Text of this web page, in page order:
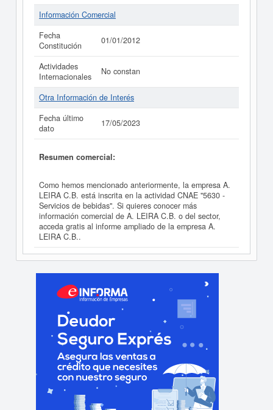
Información Comercial
Fecha
Constitución
01/01/2012
Actividades
Internacionales
No constan
Otra Información de Interés
Fecha último
dato
17/05/2023
Resumen comercial:
Como hemos mencionado anteriormente, la empresa A.
LEIRA C.B. está inscrita en la actividad CNAE "5630 -
Servicios de bebidas". Si quieres conocer más
información comercial de A. LEIRA C.B. o del sector,
acceda gratis al informe ampliado de la empresa A.
LEIRA C.B..